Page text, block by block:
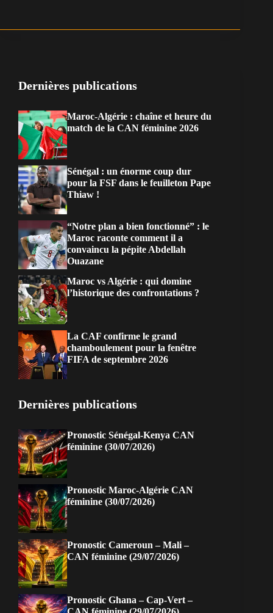
Dernières publications
Maroc-Algérie : chaîne et heure du
match de la CAN féminine 2026
Sénégal : un énorme coup dur
pour la FSF dans le feuilleton Pape
Thiaw !
“Notre plan a bien fonctionné” : le
Maroc raconte comment il a
convaincu la pépite Abdellah
Ouazane
Maroc vs Algérie : qui domine
l’historique des confrontations ?
La CAF confirme le grand
chamboulement pour la fenêtre
FIFA de septembre 2026
Dernières publications
Pronostic Sénégal-Kenya CAN
féminine (30/07/2026)
Pronostic Maroc-Algérie CAN
féminine (30/07/2026)
Pronostic Cameroun – Mali –
CAN féminine (29/07/2026)
Pronostic Ghana – Cap-Vert –